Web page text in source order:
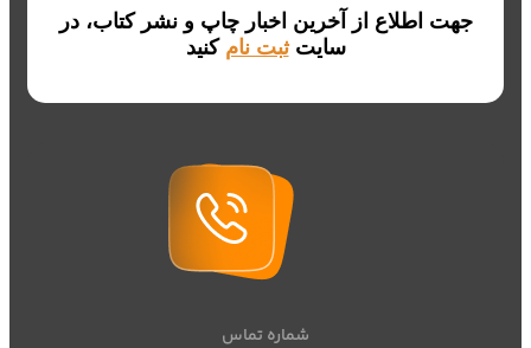
جهت اطلاع از آخرین اخبار چاپ و نشر کتاب، در
سایتثبت نام کنید
شماره تماس